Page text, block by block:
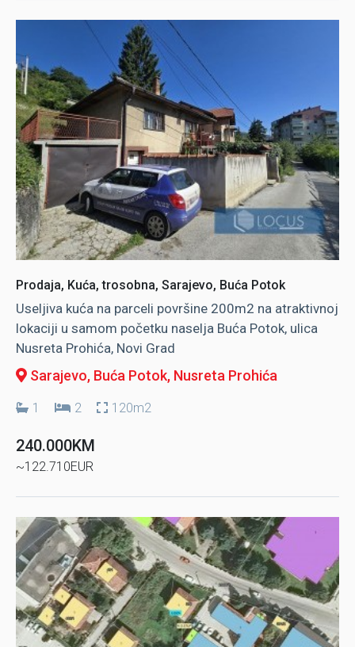
Prodaja, Kuća, trosobna, Sarajevo, Buća Potok
Useljiva kuća na parceli površine 200m2 na atraktivnoj
lokaciji u samom početku naselja Buća Potok, ulica
Nusreta Prohića, Novi Grad
Sarajevo, Buća Potok, Nusreta Prohića
1 2 120m2
240.000KM
~122.710EUR